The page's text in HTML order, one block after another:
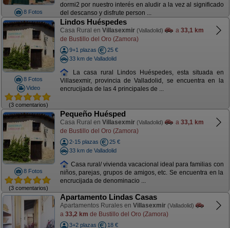
8 Fotos
dormi2 por nuestro interés en aludir a la vez al significado
del descanso y disfrute person ...
8 Fotos
Video
(3 comentarios)
Lindos Huéspedes
Casa Rural en Villasexmir (Valladolid) a 33,1 km
de Bustillo del Oro (Zamora)
9+1 plazas
25 €
33 km de Valladolid
La casa rural Lindos Huéspedes, esta situada en
Villasexmir, provincia de Valladolid, se encuentra en la
encrucijada de las 4 principales de ...
8 Fotos
(3 comentarios)
Pequeño Huésped
Casa Rural en Villasexmir (Valladolid) a 33,1 km
de Bustillo del Oro (Zamora)
2-15 plazas
25 €
33 km de Valladolid
Casa rural/ vivienda vacacional ideal para familias con
niños, parejas, grupos de amigos, etc. Se encuentra en la
encrucijada de denominacio ...
Apartamento Lindas Casas
Apartamentos Rurales en Villasexmir (Valladolid)
a 33,2 km de Bustillo del Oro (Zamora)
3+2 plazas 18 €